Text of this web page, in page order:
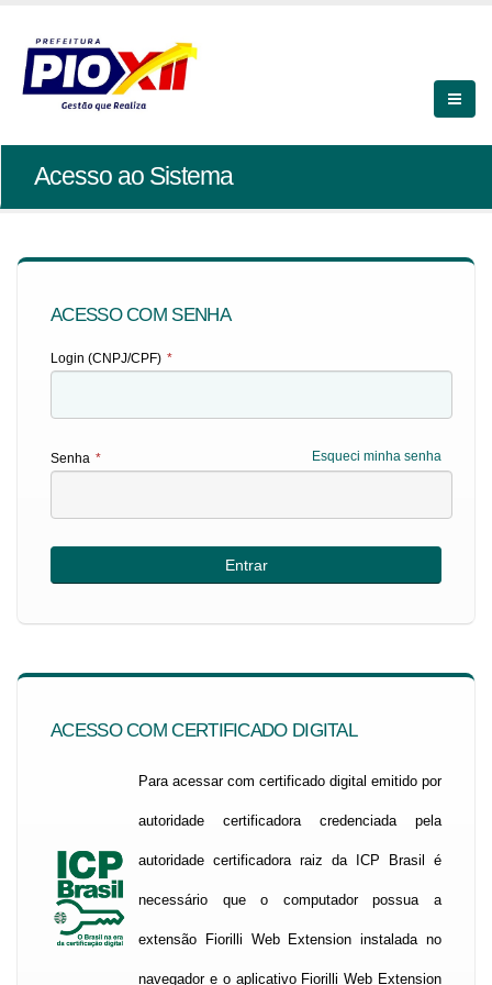
Acesso ao Sistema
ACESSO COM SENHA
Login (CNPJ/CPF) *
Esqueci minha senha
Senha *
ACESSO COM CERTIFICADO DIGITAL
Para acessar com certificado digital emitido por
autoridade certificadora credenciada pela
autoridade certificadora raiz da ICP Brasil é
necessário que o computador possua a
extensão Fiorilli Web Extension instalada no
navegador e o aplicativo Fiorilli Web Extension